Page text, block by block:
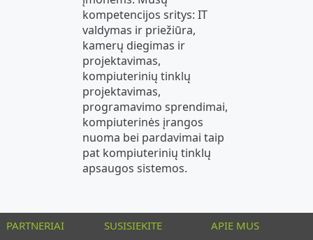
kompetencijos sritys: IT
valdymas ir priežiūra,
kamerų diegimas ir
projektavimas,
kompiuterinių tinklų
projektavimas,
programavimo sprendimai,
kompiuterinės įrangos
nuoma bei pardavimai taip
pat kompiuterinių tinklų
apsaugos sistemos.
PARTNERIAI SUSISIEKITE APIE MUS